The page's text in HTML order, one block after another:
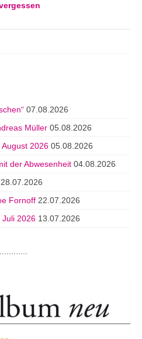
07.08.2026
Müller 05.08.2026
2026 05.08.2026
der Abwesenheit 04.08.2026
28.07.2026
Fornoff 22.07.2026
Juli 2026 13.07.2026